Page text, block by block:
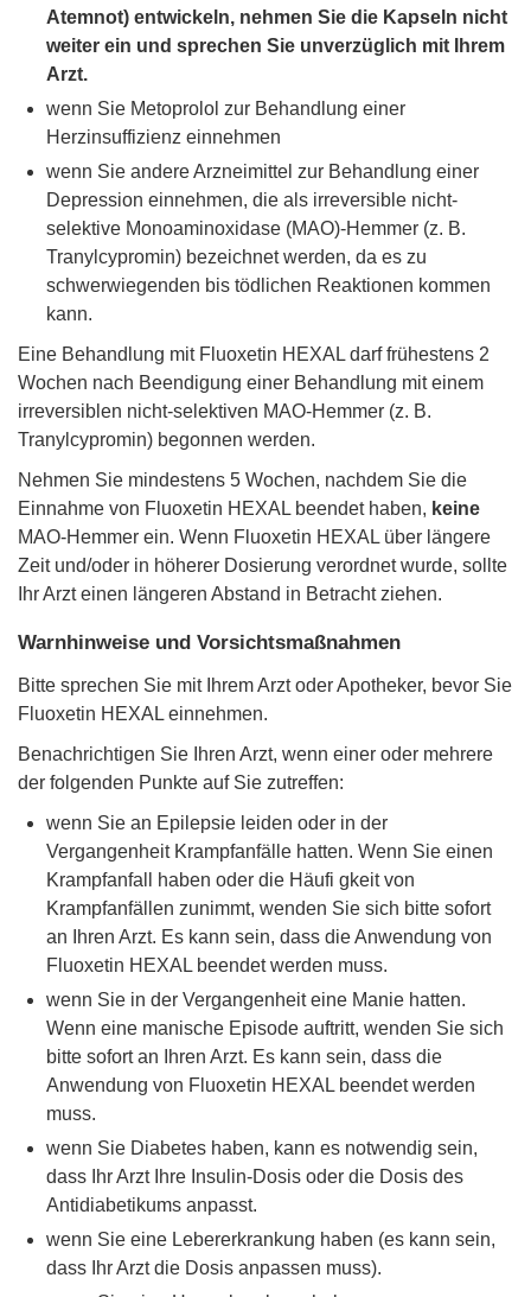
Atemnot) entwickeln, nehmen Sie die Kapseln nicht
weiter ein und sprechen Sie unverzüglich mit Ihrem
Arzt.
wenn Sie Metoprolol zur Behandlung einer
Herzinsuffizienz einnehmen
wenn Sie andere Arzneimittel zur Behandlung einer
Depression einnehmen, die als irreversible nicht-
selektive Monoaminoxidase (MAO)-Hemmer (z. B.
Tranylcypromin) bezeichnet werden, da es zu
schwerwiegenden bis tödlichen Reaktionen kommen
kann.
Eine Behandlung mit Fluoxetin HEXAL darf frühestens 2
Wochen nach Beendigung einer Behandlung mit einem
irreversiblen nicht-selektiven MAO-Hemmer (z. B.
Tranylcypromin) begonnen werden.
Nehmen Sie mindestens 5 Wochen, nachdem Sie die
Einnahme von Fluoxetin HEXAL beendet haben, keine
MAO-Hemmer ein. Wenn Fluoxetin HEXAL über längere
Zeit und/oder in höherer Dosierung verordnet wurde, sollte
Ihr Arzt einen längeren Abstand in Betracht ziehen.
Warnhinweise und Vorsichtsmaßnahmen
Bitte sprechen Sie mit Ihrem Arzt oder Apotheker, bevor Sie
Fluoxetin HEXAL einnehmen.
Benachrichtigen Sie Ihren Arzt, wenn einer oder mehrere
der folgenden Punkte auf Sie zutreffen:
wenn Sie an Epilepsie leiden oder in der
Vergangenheit Krampfanfälle hatten. Wenn Sie einen
Krampfanfall haben oder die Häufi gkeit von
Krampfanfällen zunimmt, wenden Sie sich bitte sofort
an Ihren Arzt. Es kann sein, dass die Anwendung von
Fluoxetin HEXAL beendet werden muss.
wenn Sie in der Vergangenheit eine Manie hatten.
Wenn eine manische Episode auftritt, wenden Sie sich
bitte sofort an Ihren Arzt. Es kann sein, dass die
Anwendung von Fluoxetin HEXAL beendet werden
muss.
wenn Sie Diabetes haben, kann es notwendig sein,
dass Ihr Arzt Ihre Insulin-Dosis oder die Dosis des
Antidiabetikums anpasst.
wenn Sie eine Lebererkrankung haben (es kann sein,
dass Ihr Arzt die Dosis anpassen muss).